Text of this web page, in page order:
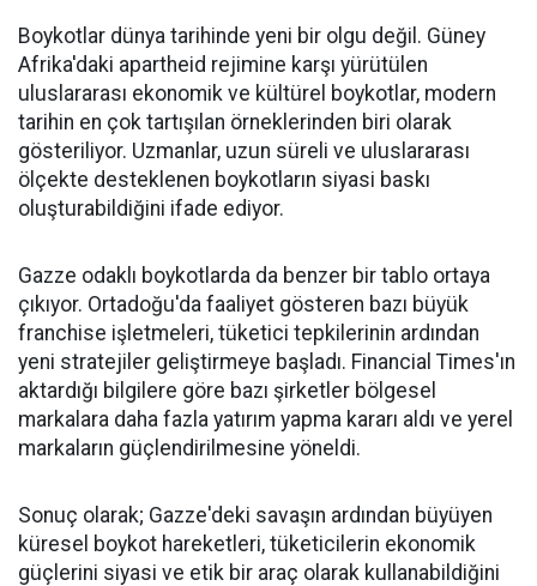
Boykotlar dünya tarihinde yeni bir olgu değil. Güney
Afrika'daki apartheid rejimine karşı yürütülen
uluslararası ekonomik ve kültürel boykotlar, modern
tarihin en çok tartışılan örneklerinden biri olarak
gösteriliyor. Uzmanlar, uzun süreli ve uluslararası
ölçekte desteklenen boykotların siyasi baskı
oluşturabildiğini ifade ediyor.
Gazze odaklı boykotlarda da benzer bir tablo ortaya
çıkıyor. Ortadoğu'da faaliyet gösteren bazı büyük
franchise işletmeleri, tüketici tepkilerinin ardından
yeni stratejiler geliştirmeye başladı. Financial Times'ın
aktardığı bilgilere göre bazı şirketler bölgesel
markalara daha fazla yatırım yapma kararı aldı ve yerel
markaların güçlendirilmesine yöneldi.
Sonuç olarak; Gazze'deki savaşın ardından büyüyen
küresel boykot hareketleri, tüketicilerin ekonomik
güçlerini siyasi ve etik bir araç olarak kullanabildiğini